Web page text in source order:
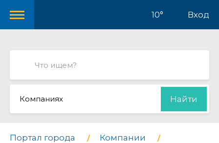
10° Вход
Компаниях Найти
Портал города
Компании